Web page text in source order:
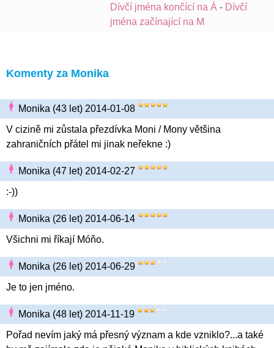
Dívčí jména končící na Á - Dívčí
jména začínající na M
Komenty za Monika
Monika (43 let) 2014-01-08
V cizině mi zůstala přezdívka Moni / Mony většina
zahraničních přátel mi jinak neřekne :)
Monika (47 let) 2014-02-27
:-))
Monika (26 let) 2014-06-14
Všichni mi říkají Móňo.
Monika (26 let) 2014-06-29
Je to jen jméno.
Monika (48 let) 2014-11-19
Pořad nevím jaký má přesný význam a kde vzniklo?...a také